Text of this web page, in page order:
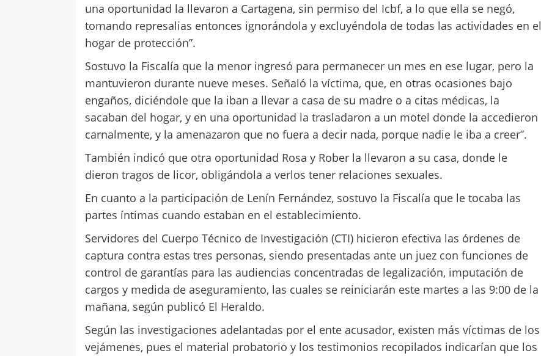
una oportunidad la llevaron a Cartagena, sin permiso del Icbf, a lo que ella se negó,
tomando represalias entonces ignorándola y excluyéndola de todas las actividades en el
hogar de protección”.
Sostuvo la Fiscalía que la menor ingresó para permanecer un mes en ese lugar, pero la
mantuvieron durante nueve meses. Señaló la víctima, que, en otras ocasiones bajo
engaños, diciéndole que la iban a llevar a casa de su madre o a citas médicas, la
sacaban del hogar, y en una oportunidad la trasladaron a un motel donde la accedieron
carnalmente, y la amenazaron que no fuera a decir nada, porque nadie le iba a creer”.
También indicó que otra oportunidad Rosa y Rober la llevaron a su casa, donde le
dieron tragos de licor, obligándola a verlos tener relaciones sexuales.
En cuanto a la participación de Lenín Fernández, sostuvo la Fiscalía que le tocaba las
partes íntimas cuando estaban en el establecimiento.
Servidores del Cuerpo Técnico de Investigación (CTI) hicieron efectiva las órdenes de
captura contra estas tres personas, siendo presentadas ante un juez con funciones de
control de garantías para las audiencias concentradas de legalización, imputación de
cargos y medida de aseguramiento, las cuales se reiniciarán este martes a las 9:00 de la
mañana, según publicó El Heraldo.
Según las investigaciones adelantadas por el ente acusador, existen más víctimas de los
vejámenes, pues el material probatorio y los testimonios recopilados indicarían que los